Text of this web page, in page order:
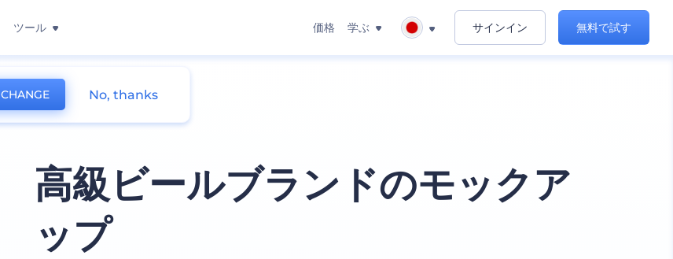
ツール 価格 学ぶ サインイン 無料で試す
高級ビールブランドのモックア
ップ
CHANGE No, thanks